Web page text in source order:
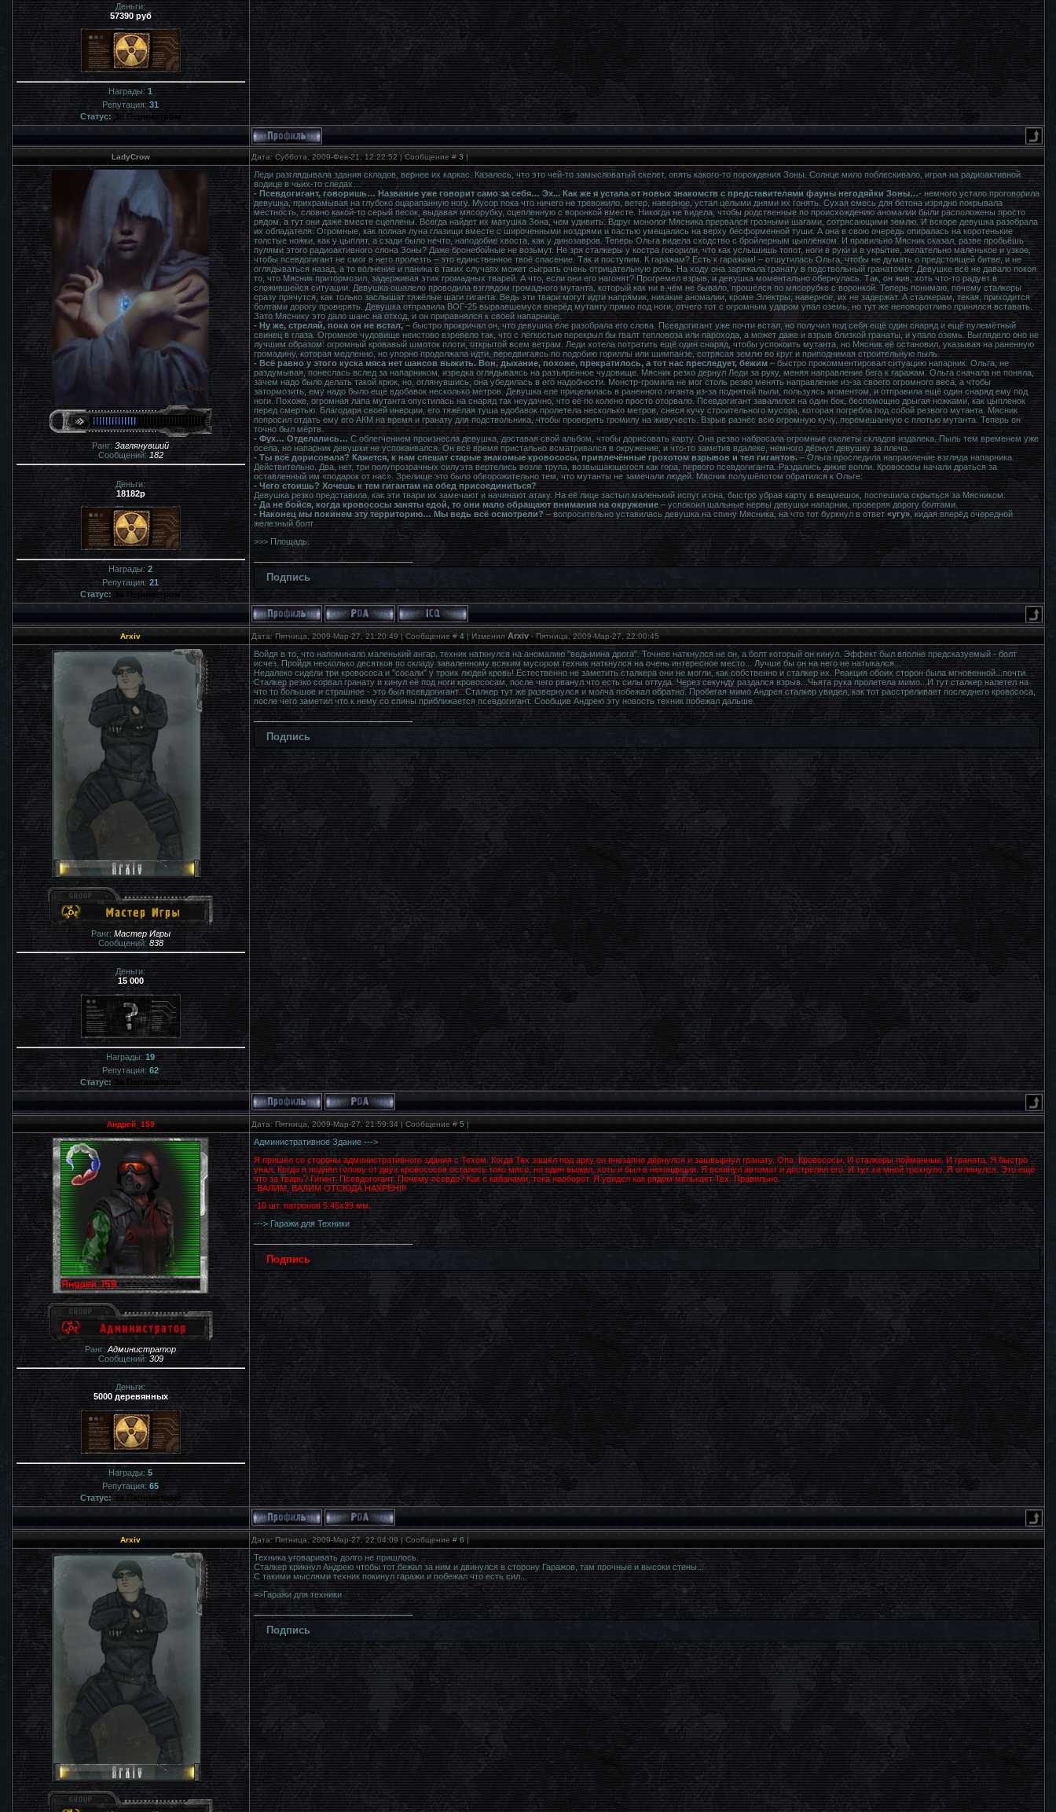
Деньги:
57390 руб
Награды:1
Репутация:31
Статус: За Периметром
LadyCrow Дата: Суббота, 2009-Фев-21, 12:22:52 | Сообщение # 3 |
Ранг: Заглянувший
Сообщений: 182
Деньги:
18182р
Награды: 2
Репутация: 21
Статус: За Периметром
Леди разглядывала здания складов, вернее их каркас. Казалось, что это чей-то замысловатый скелет, опять какого-то порождения Зоны. Солнце мило поблескивало, играя на радиоактивной
водице в чьих-то следах…
- Псевдогигант, говоришь… Название уже говорит само за себя… Эх... Как же я устала от новых знакомств с представителями фауны негодяйки Зоны…- немного устало проговорила
девушка, прихрамывая на глубоко оцарапанную ногу. Мусор пока что ничего не тревожило, ветер, наверное, устал целыми днями их гонять. Сухая смесь для бетона изрядно покрывала
местность, словно какой-то серый песок, выдавая мясорубку, сцепленную с воронкой вместе. Никогда не видела, чтобы родственные по происхождению аномалии были расположены просто
рядом, а тут они даже вместе сцеплены. Всегда найдет их матушка Зона, чем удивить. Вдруг монолог Мясника прервался грозными шагами, сотрясающими землю. И вскоре девушка разобрала
их обладателя. Огромные, как полная луна глазищи вместе с широченными ноздрями и пастью умещались на верху бесформенной туши. А она в свою очередь опиралась на коротенькие
толстые ножки, как у цыплят, а сзади было нечто, наподобие хвоста, как у динозавров. Теперь Ольга видела сходство с бройлерным цыплёнком. И правильно Мясник сказал, разве пробьёшь
пулями этого радиоактивного слона Зоны? Даже бронебойные не возьмут. Не зря сталкеры у костра говорили, что как услышишь топот, ноги в руки и в укрытие, желательно маленькое и узкое,
чтобы псевдогигант не смог в него пролезть – это единственное твоё спасение. Так и поступим. К гаражам? Есть к гаражам! – отшутилась Ольга, чтобы не думать о предстоящей битве, и не
оглядываться назад, а то волнение и паника в таких случаях может сыграть очень отрицательную роль. На ходу она заряжала гранату в подствольный гранатомёт. Девушке всё не давало покоя
то, что Мясник притормозил, задерживая этих громадных тварей. А что, если они его нагонят? Прогремел взрыв, и девушка моментально обернулась. Так, он жив, хоть что-то радует в
сложившейся ситуации. Девушка ошалело проводила взглядом громадного мутанта, который как ни в чём не бывало, прошёлся по мясорубке с воронкой. Теперь понимаю, почему сталкеры
сразу прячутся, как только заслышат тяжёлые шаги гиганта. Ведь эти твари могут идти напрямик, никакие аномалии, кроме Электры, наверное, их не задержат. А сталкерам, текая, приходится
болтами дорогу проверять. Девушка отправила ВОГ-25 вырвавшемуся вперёд мутанту прямо под ноги, отчего тот с огромным ударом упал оземь, но тут же неповоротливо принялся вставать.
Зато Мяснику это дало шанс на отход, и он приравнялся к своей напарнице.
- Ну же, стреляй, пока он не встал,– быстро прокричал он, что девушка еле разобрала его слова. Псевдогигант уже почти встал, но получил под себя ещё один снаряд и ещё пулемётный
свинец в глаза. Огромное чудовище неистово взревело так, что с лёгкостью перекрыл бы гвалт тепловоза или парохода, а может даже и взрыв близкой гранаты, и упало оземь. Выглядело оно не
лучшим образом: огромный кровавый шмоток плоти, открытой всем ветрам. Леди хотела потратить ещё один снаряд, чтобы успокоить мутанта, но Мясник её остановил, указывая на раненную
громадину, которая медленно, но упорно продолжала идти, передвигаясь по подобию гориллы или шимпанзе, сотрясая землю во круг и приподнимая строительную пыль.
- Всё равно у этого куска мяса нет шансов выжить. Вон, дыхание, похоже, прекратилось, а тот нас преследует, бежим– быстро прокомментировал ситуацию напарник. Ольга, не
раздумывая, понеслась вслед за напарником, изредка оглядываясь на разъярённое чудовище. Мясник резко дернул Леди за руку, меняя направление бега к гаражам. Ольга сначала не поняла,
зачем надо было делать такой крюк, но, оглянувшись, она убедилась в его надобности. Монстр-громила не мог столь резво менять направление из-за своего огромного веса, а чтобы
затормозить, ему надо было ещё вдобавок несколько метров. Девушка еле прицелилась в раненного гиганта из-за поднятой пыли, пользуясь моментом, и отправила ещё один снаряд ему под
ноги. Похоже, огромная лапа мутанта опустилась на снаряд так неудачно, что её по колено просто оторвало. Псевдогигант завалился на один бок, беспомощно дрыгая ножками, как цыпленок
перед смертью. Благодаря своей инерции, его тяжёлая туша вдобавок пролетела несколько метров, снеся кучу строительного мусора, которая погребла под собой резвого мутанта. Мясник
попросил отдать ему его АКМ на время и гранату для подствольника, чтобы проверить громилу на живучесть. Взрыв разнёс всю огромную кучу, перемешанную с плотью мутанта. Теперь он
точно был мёртв.
- Фух… Отделались…С облегчением произнесла девушка, доставая свой альбом, чтобы дорисовать карту. Она резво набросала огромные скелеты складов издалека. Пыль тем временем уже
осела, но напарник девушки не успокаивался. Он всё время пристально всматривался в окружение, и что-то заметив вдалеке, немного дёрнул девушку за плечо.
- Ты всё дорисовала? Кажется, к нам спешат старые знакомые кровососы, привлечённые грохотом взрывов и тел гигантов.– Ольга проследила направление взгляда напарника.
Действительно. Два, нет, три полупрозрачных силуэта вертелись возле трупа, возвышающегося как гора, первого псевдогиганта. Раздались дикие вопли. Кровососы начали драться за
оставленный им «подарок от нас». Зрелище это было обворожительно тем, что мутанты не замечали людей. Мясник полушёпотом обратился к Ольге:
- Чего стоишь? Хочешь к тем гигантам на обед присоединиться?
Девушка резко представила, как эти твари их замечают и начинают атаку. На её лице застыл маленький испуг и она, быстро убрав карту в вещмешок, поспешила скрыться за Мясником.
- Да не бойся, когда кровососы заняты едой, то они мало обращают внимания на окружение – успокоил шальные нервы девушки напарник, проверяя дорогу болтами.
- Наконец мы покинем эту территорию… Мы ведь всё осмотрели?– вопросительно уставилась девушка на спину Мясника, на что тот буркнул в ответ «угу», кидая вперёд очередной
железный болт
>>> Площадь.
Подпись
Arxiv Дата: Пятница, 2009-Мар-27, 21:20:49 | Сообщение # 4| Изменил Arxiv- Пятница, 2009-Мар-27, 22:00:45
Ранг: Мастер Игры
Сообщений: 838
Деньги:
15 000
Награды: 19
Репутация: 62
Статус: За Периметром
Войдя в то, что напоминало маленький ангар, техник наткнулся на аномалию "ведьмина дрога". Точнее наткнулся не он, а болт который он кинул. Эффект был вполне предсказуемый - болт
исчез. Пройдя несколько десятков по складу заваленному всяким мусором техник наткнулся на очень интересное место... Лучше бы он на него не натыкался...
Недалеко сидели три кровососа и "сосали" у троих людей кровь! Естественно не заметить сталкера они не могли, как собственно и сталкер их. Реакция обоих сторон была мгновенной...почти.
Сталкер резко сорвал гранату и кинул её под ноги кровососам, после чего рванул что есть силы оттуда. Через секунду раздался взрыв...Чьята рука пролетела мимо...И тут сталкер налетел на
что то большое и страшное - это был псевдогигант...Сталкер тут же развернулся и молча побежал обратно. Пробегая мимо Андрея сталкер увидел, как тот расстреливает последнего кровососа,
после чего заметил что к нему со спины приближается псевдогигант. Сообщив Андрею эту новость техник побежал дальше.
Подпись
Андрей_159 Дата: Пятница, 2009-Мар-27, 21:59:34 | Сообщение # 5 |
Ранг: Администратор
Сообщений: 309
Деньги:
5000 деревянных
Награды:5
Репутация:65
Статус:За Периметром
Административное Здание --->
Я пришёл со стороны административного здания с Техом. Когда Тех зашёл под арку он внезапно дёрнулся и зашвырнул гранату. Опа. Кровососы. И сталкеры пойманные. И граната. Я быстро
упал. Когда я поднял голову от двух кровососов осталось токо мясо, но один выжил, хоть и был в некондиции. Я вскинул автомат и дострелял его. И тут ха мной грохнуло. Я оглянулся. Это ещё
что за тварь? Гигинт. Псевдогогант. Почему псевдо? Как с кабанами, тока наоборот. Я увидел как рядом мелькает Тех. Правильно.
-ВАЛИМ, ВАЛИМ ОТСЮДА НАХРЕН!!!
-10 шт. патронов 5.45x39 мм.
---> Гаражи для Техники
Подпись
Arxiv Дата: Пятница, 2009-Мар-27, 22:04:09 | Сообщение # 6 |
Техника уговаривать долго не пришлось.
Сталкер крикнул Андрею чтобы тот бежал за ним и двинулся в сторону Гаражов, там прочные и высоки стены...
С такими мыслями техник покинул гаражи и побежал что есть сил...
=>Гаражи для техники
Подпись